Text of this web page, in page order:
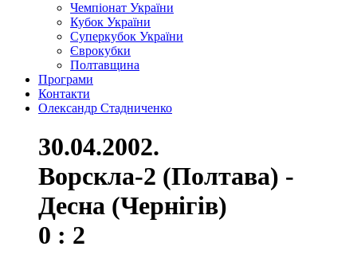
Чемпіонат України
Кубок України
Суперкубок України
Єврокубки
Полтавщина
Програми
Контакти
Олександр Стадниченко
30.04.2002.
Ворскла-2 (Полтава) -
Десна (Чернігів)
0 : 2